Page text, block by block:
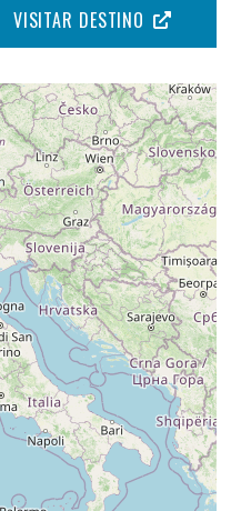
VISITAR DESTINO